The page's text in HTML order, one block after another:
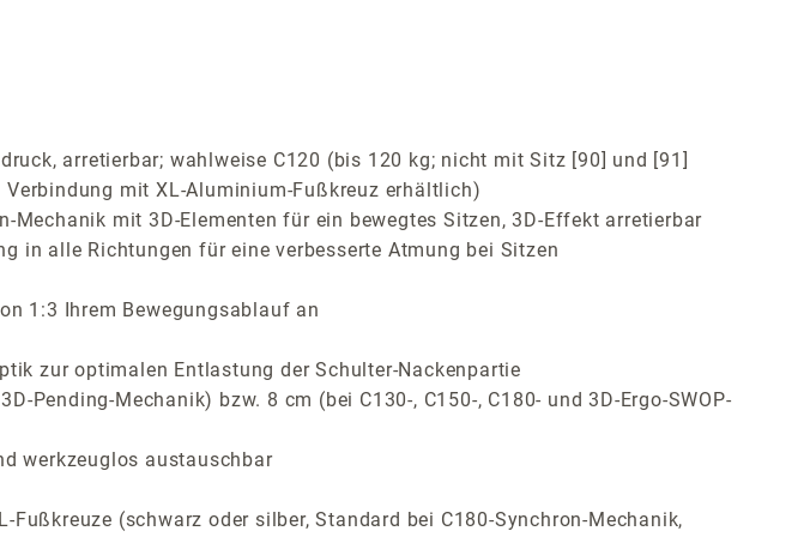
arretierbar; wahlweise C120 (bis 120 kg; nicht mit Sitz [90] und [91]
mit XL-Aluminium-Fußkreuz erhältlich)
mit 3D-Elementen für ein bewegtes Sitzen, 3D-Effekt arretierbar
in alle Richtungen für eine verbesserte Atmung bei Sitzen
1:3 Ihrem Bewegungsablauf an
zur optimalen Entlastung der Schulter-Nackenpartie
Mechanik) bzw. 8 cm (bei C130-, C150-, C180- und 3D-Ergo-SWOP-
werkzeuglos austauschbar
(schwarz oder silber, Standard bei C180-Synchron-Mechanik,